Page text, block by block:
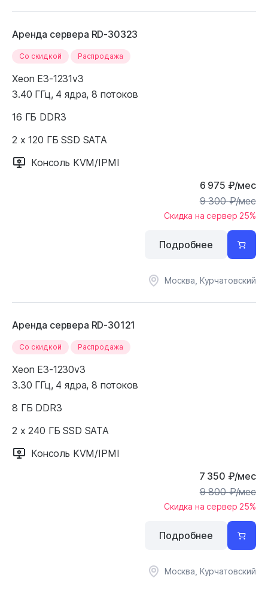
Аренда сервера RD-30323
Cо скидкой Распродажа
Xeon E3-1231v3
3.40 ГГц, 4 ядра, 8 потоков
16 ГБ DDR3
2 x 120 ГБ SSD SATA
Консоль KVM/IPMI
6 975 ₽/мес
9 300₽/мес
Скидка на сервер 25%
Москва, Курчатовский
Подробнее
Аренда сервера RD-30121
Cо скидкой Распродажа
Xeon E3-1230v3
3.30 ГГц, 4 ядра, 8 потоков
8 ГБ DDR3
2 x 240 ГБ SSD SATA
Консоль KVM/IPMI
7 350 ₽/мес
9 800₽/мес
Скидка на сервер 25%
Москва, Курчатовский
Подробнее